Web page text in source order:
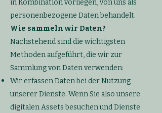
in Kombination vorliegen, von uns als
personenbezogene Daten behandelt.
Wie sammeln wir Daten?
Nachstehend sind die wichtigsten
Methoden aufgeführt, die wir zur
Sammlung von Daten verwenden:
Wir erfassen Daten bei der Nutzung
unserer Dienste. Wenn Sie also unsere
digitalen Assets besuchen und Dienste